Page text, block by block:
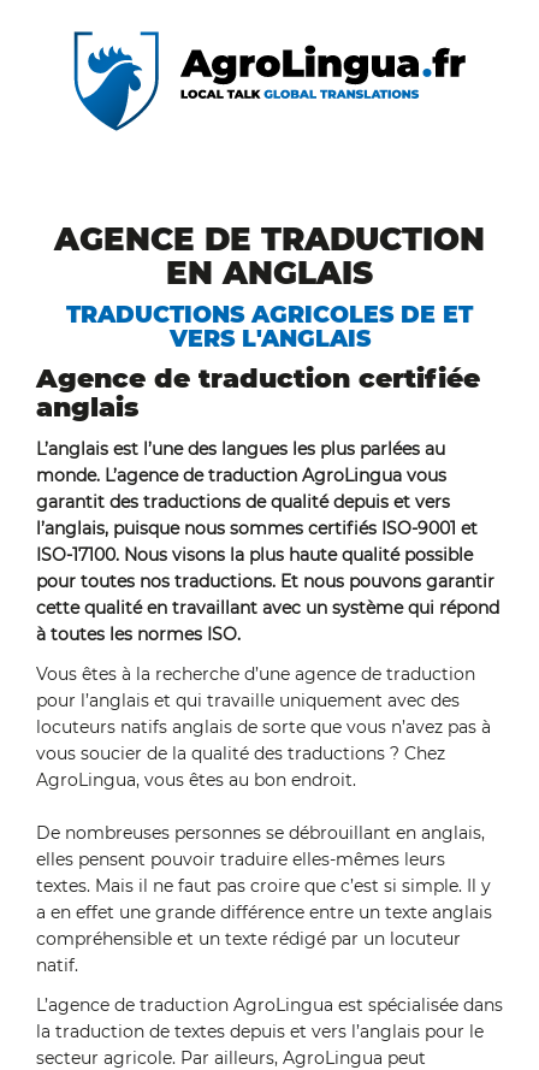
AGENCE DE TRADUCTION
EN ANGLAIS
TRADUCTIONS AGRICOLES DE ET
VERS L'ANGLAIS
Agence de traduction certifiée
anglais
L’anglais est l’une des langues les plus parlées au
monde. L’agence de traduction AgroLingua vous
garantit des traductions de qualité depuis et vers
l’anglais, puisque nous sommes certifiés ISO-9001 et
ISO-17100. Nous visons la plus haute qualité possible
pour toutes nos traductions. Et nous pouvons garantir
cette qualité en travaillant avec un système qui répond
à toutes les normes ISO.
Vous êtes à la recherche d’une agence de traduction
pour l’anglais et qui travaille uniquement avec des
locuteurs natifs anglais de sorte que vous n’avez pas à
vous soucier de la qualité des traductions ? Chez
AgroLingua, vous êtes au bon endroit.
De nombreuses personnes se débrouillant en anglais,
elles pensent pouvoir traduire elles-mêmes leurs
textes. Mais il ne faut pas croire que c’est si simple. Il y
a en effet une grande différence entre un texte anglais
compréhensible et un texte rédigé par un locuteur
natif.
L’agence de traduction AgroLingua est spécialisée dans
la traduction de textes depuis et vers l’anglais pour le
secteur agricole. Par ailleurs, AgroLingua peut